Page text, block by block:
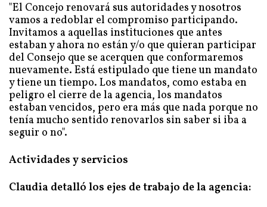
"El Concejo renovará sus autoridades y nosotros
vamos a redoblar el compromiso participando.
Invitamos a aquellas instituciones que antes
estaban y ahora no están y/o que quieran participar
del Consejo que se acerquen que conformaremos
nuevamente. Está estipulado que tiene un mandato
y tiene un tiempo. Los mandatos, como estaba en
peligro el cierre de la agencia, los mandatos
estaban vencidos, pero era más que nada porque no
tenía mucho sentido renovarlos sin saber si iba a
seguir o no".
Actividades y servicios
Claudia detalló los ejes de trabajo de la agencia: